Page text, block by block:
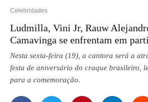
Celebridades
Ludmilla, Vini Jr, Rauw
Camavinga se enfrentam em
Nesta sexta-feira (19), a cantora será a
festa de aniversário do craque brasileiro,
para a comemoração.